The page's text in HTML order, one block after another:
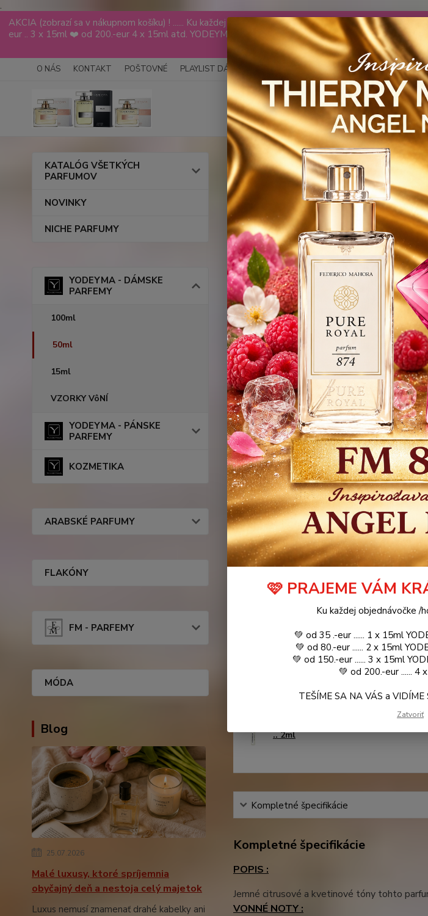
.
AKCIA (zobrazí sa v nákupnom košíku) ! ...... Ku každej objednávočke ❤️ od .. 35 .-eur CENA
eur .. 3 x 15ml ❤️ od 200.-eur 4 x 15ml atd. YODEYMA tester ZDARMA .. (TIE VŠAK TERBA
VÁS a VIDÍME SA V MAILOCH a v
O NÁS KONTAKT POŠTOVNÉ PLAYLIST DÁMY PLAYLIST PÁNI KATALÓG Blog
KATALÓG VŠETKÝCH
PARFUMOV
NOVINKY
NICHE PARFUMY
YODEYMA - DÁMSKE
PARFEMY
100ml
50ml
15ml
VZORKY VôNÍ
YODEYMA - PÁNSKE
PARFEMY
KOZMETIKA
ARABSKÉ PARFUMY
FLAKÓNY
FM - PARFEMY
MÓDA
Blog
25.07.2026
Malé luxusy, ktoré spríjemnia
obyčajný deň a nestoja celý majetok
Luxus nemusí znamenať drahé kabelky ani
Úvod YODEYMA - DÁMSKE PARFEMY 50ml
L’EAU BERLUE /
Podobné produkty
L’EAU BERLUE / Inšpirovaná CHANEL
L’EAU BERLUE / Inšpirovaná
.. 2ml
Kompletné špecifikácie
Kompletné špecifikácie
POPIS :
Jemné citrusové a kvetinové tóny tohto
VONNÉ NOTY :
🩷 PRAJEME VÁM
Ku každej objednávočke /
💚 od 35 .-eur ...... 1 x 15ml
💚 od 80.-eur ...... 2 x 15ml
💚 od 150.-eur ...... 3 x 15ml
💚 od 200.-eur ...... 4
TEŠÍME SA NA VÁS a
Zatvoriť